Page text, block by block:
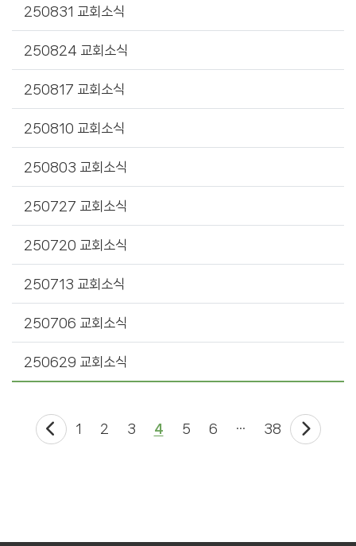
250831 교회소식
250824 교회소식
250817 교회소식
250810 교회소식
250803 교회소식
250727 교회소식
250720 교회소식
250713 교회소식
250706 교회소식
250629 교회소식
1 2 3 4 5 6 ··· 38